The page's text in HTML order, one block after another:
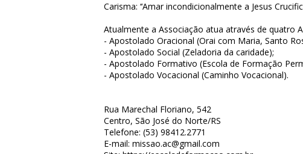
Carisma: ‘‘Amar incondicionalmente a Jesus
Atualmente a Associação atua através de quatro
- Apostolado Oracional (Orai com Maria, Santo
- Apostolado Social (Zeladoria da caridade);
- Apostolado Formativo (Escola de Formação
- Apostolado Vocacional (Caminho Vocacional).
Rua Marechal Floriano, 542
Centro, São José do Norte/RS
Telefone: (53) 98412.2771
E-mail: missao.ac@gmail.com